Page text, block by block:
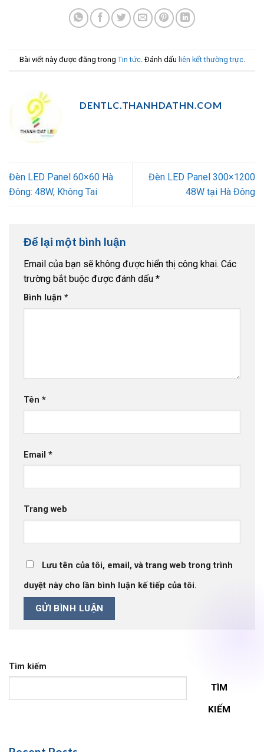
Bài viết này được đăng trong Tin tức. Đánh dấu liên kết thường trực.
DENTLC.THANHDATHN.COM
Đèn LED Panel 60×60 Hà
Đông: 48W, Không Tai
Đèn LED Panel 300×1200
48W tại Hà Đông
Để lại một bình luận
Email của bạn sẽ không được hiển thị công khai. Các
trường bắt buộc được đánh dấu *
Bình luận *
Tên *
Email *
Trang web
Lưu tên của tôi, email, và trang web trong trình
duyệt này cho lần bình luận kế tiếp của tôi.
Tìm kiếm
TÌM
KIẾM